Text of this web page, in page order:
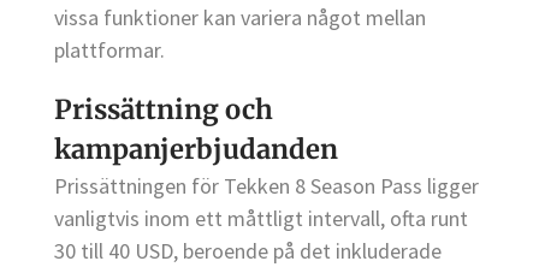
vissa funktioner kan variera något mellan
plattformar.
Prissättning och
kampanjerbjudanden
Prissättningen för Tekken 8 Season Pass ligger
vanligtvis inom ett måttligt intervall, ofta runt
30 till 40 USD, beroende på det inkluderade